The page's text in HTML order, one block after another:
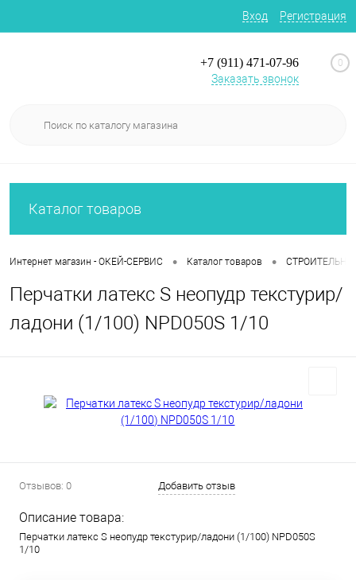
Вход Регистрация
+7 (911) 471-07-96
Заказать звонок
0
Каталог товаров
Интернет магазин - ОКЕЙ-СЕРВИС • Каталог товаров •
Перчатки латекс S неопудр текстурир/
ладони (1/100) NPD050S 1/10
Отзывов: 0 Добавить отзыв
Описание товара:
Перчатки латекс S неопудр текстурир/ладони (1/100) NPD050S
1/10